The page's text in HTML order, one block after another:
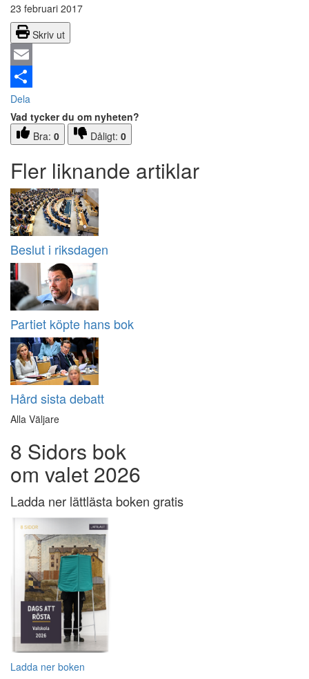
23 februari 2017
Skriv ut
Email
Dela
Vad tycker du om nyheten?
Bra: 0 Dåligt: 0
Fler liknande artiklar
Beslut i riksdagen
Partiet köpte hans bok
Hård sista debatt
Alla Väljare
8 Sidors bok
om valet 2026
Ladda ner lättlästa boken gratis
Ladda ner boken